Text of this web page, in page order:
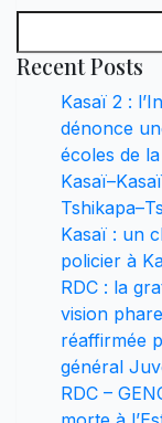
Recent Posts
Kasaï 2 :
dénonce
écoles de
Kasaï : un
policier à
RDC : la
vision
réaffirmée
général
RDC –